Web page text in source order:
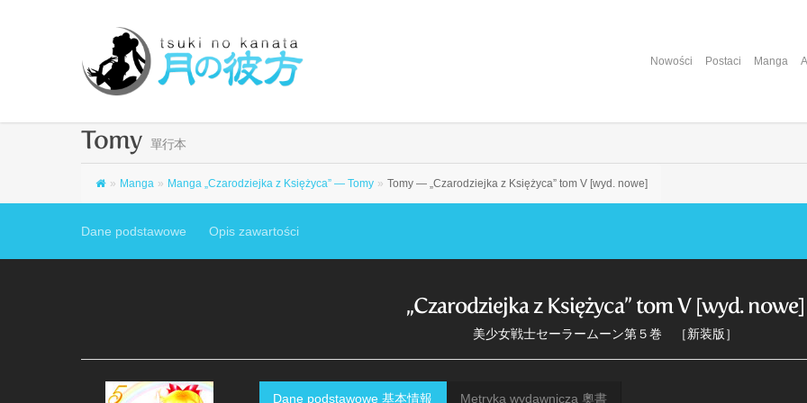
Nowości Postaci Manga
Tomy 單行本
» Manga » Manga „Czarodziejka z Księżyca” — Tomy » Tomy — „Czarodziejka z Księżyca” tom V [wyd. nowe]
Dane podstawowe Opis zawartości
„Czarodziejka z Księżyca” tom V [wyd. nowe]
美少女戦士セーラームーン第５巻 ［新装版］
Dane podstawowe 基本情報 Metryka wydawnicza 奧書